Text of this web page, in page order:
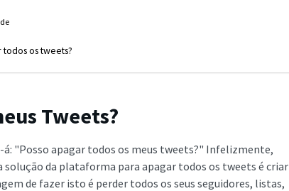
os tweets?
Tweets?
"Posso apagar todos os meus tweets?" Infelizmente,
solução da plataforma para apagar todos os tweets é criar
de fazer isto é perder todos os seus seguidores, listas,